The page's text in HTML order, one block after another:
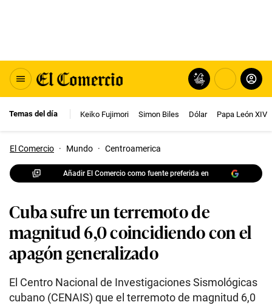
Temas del día Keiko Fujimori Simon Biles Dólar Papa León XIV
El Comercio · Mundo · Centroamerica
Añadir El Comercio como fuente preferida en
Cuba sufre un terremoto de
magnitud 6,0 coincidiendo con el
apagón generalizado
El Centro Nacional de Investigaciones Sismológicas
cubano (CENAIS) que el terremoto de magnitud 6,0